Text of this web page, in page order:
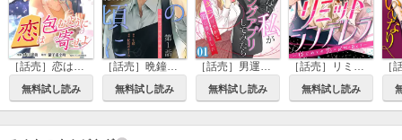
［話売］恋は包むように寄せよ
無料試し読み
［話売］晩鐘の鳴る頃に～恋はごはんの後で～
無料試し読み
［話売］男運のない私がマッチングアプリしてみたら～キラびやかな闇に堕ちました～
無料試し読み
［話売］リミットシンデレラ～はじめての恋は〆切のあとで～
無料試し読み